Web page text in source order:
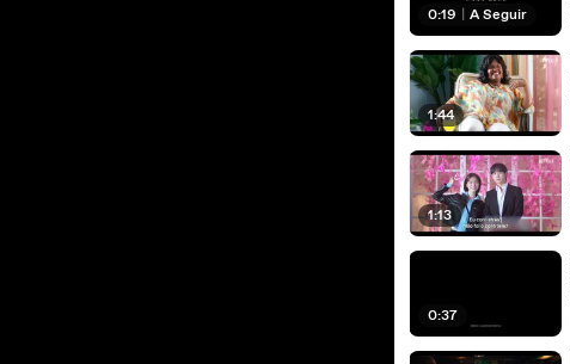
0:19 A Seguir
1:44
1:13
0:37